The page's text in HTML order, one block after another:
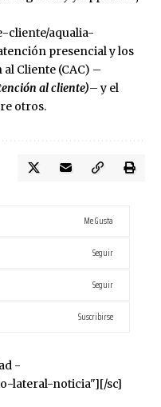
cliente/aqualia-
presencial y los
Cliente (CAC) –
al cliente)– y el
otros.
Me Gusta
Seguir
Seguir
Suscribirse
-
lateral-noticia"][/sc]